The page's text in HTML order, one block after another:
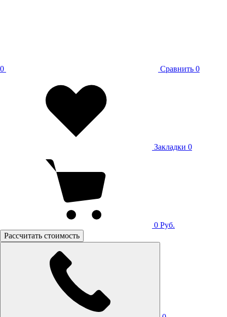
0 Сравнить 0
Закладки 0
0 Руб.
Рассчитать стоимость